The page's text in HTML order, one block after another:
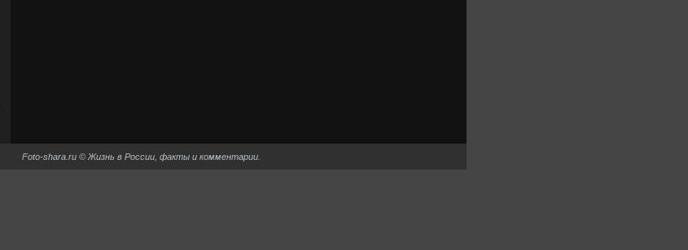
Foto-shara.ru © Жизнь в России, факты и комментарии.